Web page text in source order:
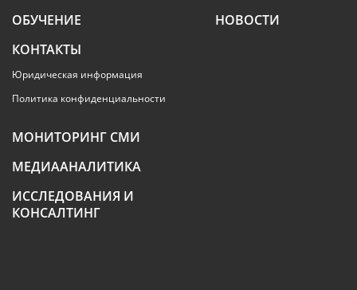
ОБУЧЕНИЕ
НОВОСТИ
КОНТАКТЫ
Юридическая информация
Политика конфиденциальности
МОНИТОРИНГ СМИ
МЕДИААНАЛИТИКА
ИССЛЕДОВАНИЯ И
КОНСАЛТИНГ